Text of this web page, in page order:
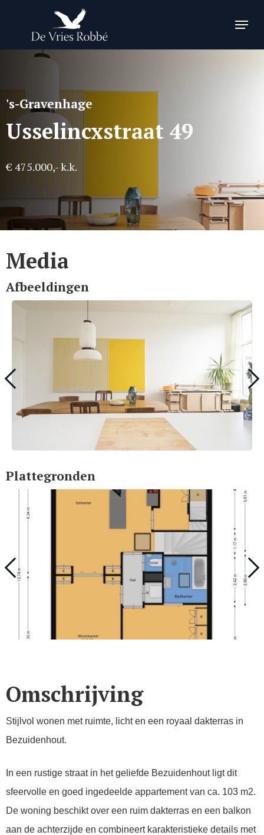
Menu
's-Gravenhage
Usselincxstraat 49
€ 475.000,- k.k.
Media
Afbeeldingen
Plattegronden
Omschrijving
Stijlvol wonen met ruimte, licht en een royaal dakterras in
Bezuidenhout.
In een rustige straat in het geliefde Bezuidenhout ligt dit
sfeervolle en goed ingedeelde appartement van ca. 103 m2.
De woning beschikt over een ruim dakterras en een balkon
aan de achterzijde en combineert karakteristieke details met